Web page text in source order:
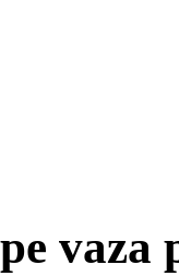
vaza